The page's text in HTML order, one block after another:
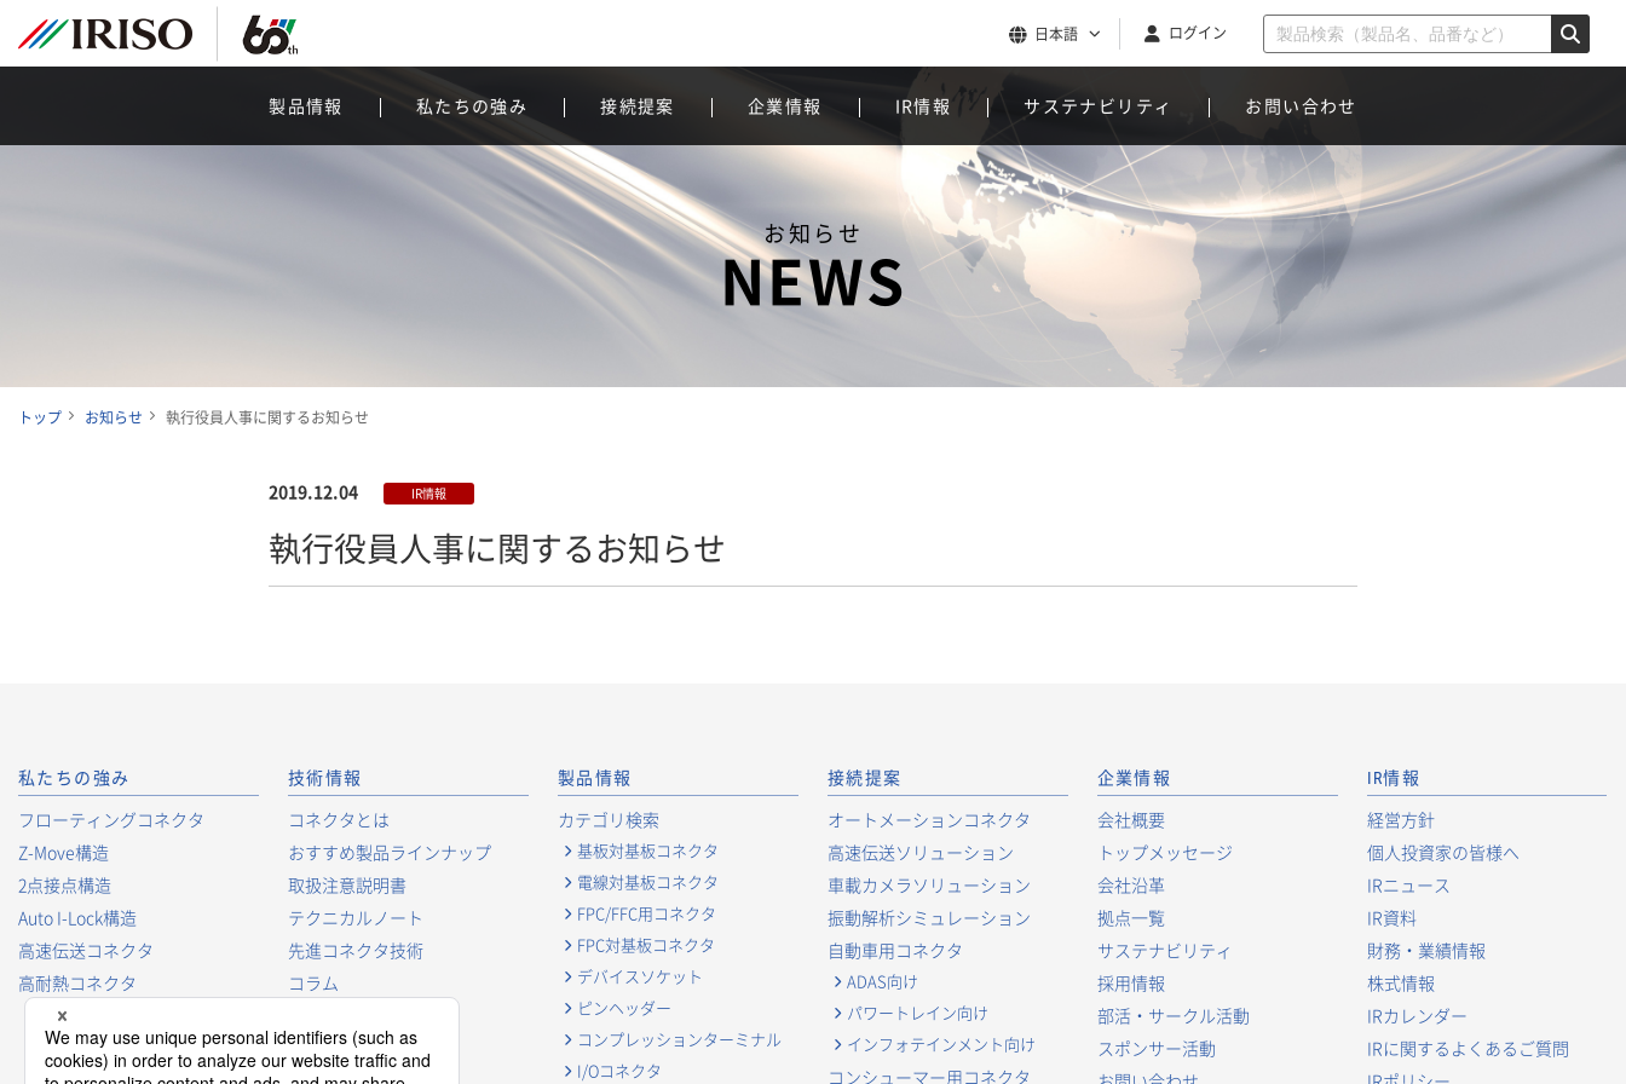
日本語 ログイン
製品情報 私たちの強み 接続提案 企業情報 IR情報 サステナビリティ お問い合わせ
お知らせ
NEWS
トップ お知らせ 執行役員人事に関するお知らせ
2019.12.04 IR情報
執行役員人事に関するお知らせ
私たちの強み
フローティングコネクタ
Z-Move構造
2点接点構造
Auto I-Lock構造
高速伝送コネクタ
高耐熱コネクタ
技術情報
コネクタとは
おすすめ製品ラインナップ
取扱注意説明書
テクニカルノート
先進コネクタ技術
コラム
コネクタ用語集
製品情報
カテゴリ検索
基板対基板コネクタ
電線対基板コネクタ
FPC/FFC用コネクタ
FPC対基板コネクタ
デバイスソケット
ピンヘッダー
コンプレッションターミナル
I/Oコネクタ
接続提案
オートメーションコネクタ
高速伝送ソリューション
車載カメラソリューション
振動解析シミュレーション
自動車用コネクタ
ADAS向け
パワートレイン向け
インフォテインメント向け
コンシューマー用コネクタ
企業情報
会社概要
トップメッセージ
会社沿革
拠点一覧
サステナビリティ
採用情報
部活・サークル活動
スポンサー活動
IR情報
経営方針
個人投資家の皆様へ
IRニュース
IR資料
財務・業績情報
株式情報
IRカレンダー
IRに関するよくあるご質問